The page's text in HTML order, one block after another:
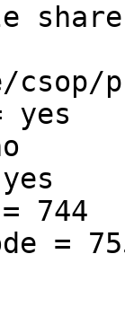
share
744
=